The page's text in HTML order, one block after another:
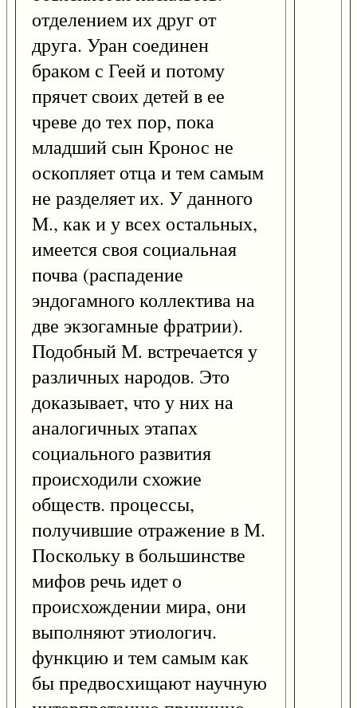
отделением их друг от
друга. Уран соединен
браком с Геей и потому
прячет своих детей в ее
чреве до тех пор, пока
младший сын Кронос не
оскопляет отца и тем самым
не разделяет их. У данного
М., как и у всех остальных,
имеется своя социальная
почва (распадение
эндогамного коллектива на
две экзогамные фратрии).
Подобный М. встречается у
различных народов. Это
доказывает, что у них на
аналогичных этапах
социального развития
происходили схожие
обществ. процессы,
получившие отражение в М.
Поскольку в большинстве
мифов речь идет о
происхождении мира, они
выполняют этиологич.
функцию и тем самым как
бы предвосхищают научную